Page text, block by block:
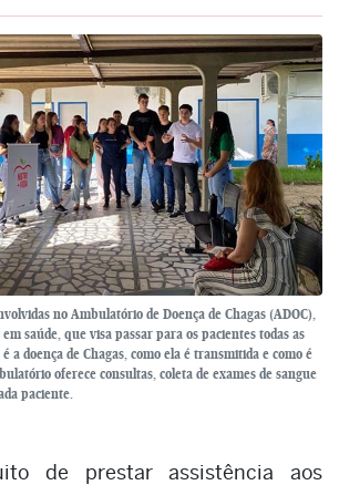
no Ambulatório de Doença de Chagas (ADOC),
saúde, que visa passar para os pacientes todas as
a doença de Chagas, como ela é transmitida e como é
oferece consultas, coleta de exames de sangue
paciente.
de prestar assistência aos